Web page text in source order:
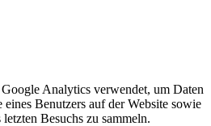
Analytics verwendet, um Daten
Benutzers auf der Website sowie
Besuchs zu sammeln.